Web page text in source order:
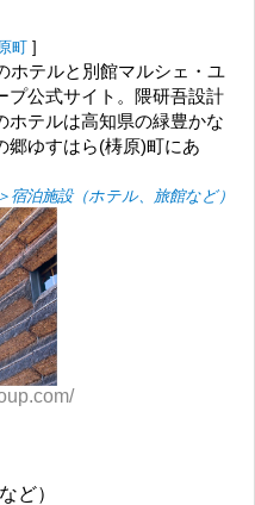
町 ]
ホテルと別館マルシェ・ユ
プ公式サイト。隈研吾設計
ホテルは高知県の緑豊かな
郷ゆすはら(梼原)町にあ
宿泊施設（ホテル、旅館など）
ど）